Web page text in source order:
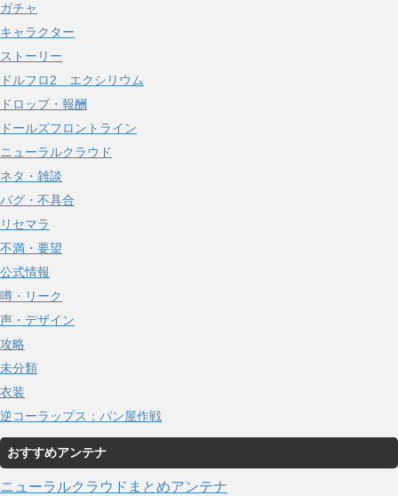
ガチャ
キャラクター
ストーリー
ドルフロ2 エクシリウム
ドロップ・報酬
ドールズフロントライン
ニューラルクラウド
ネタ・雑談
バグ・不具合
リセマラ
不満・要望
公式情報
噂・リーク
声・デザイン
攻略
未分類
衣装
逆コーラップス：パン屋作戦
おすすめアンテナ
ニューラルクラウドまとめアンテナ